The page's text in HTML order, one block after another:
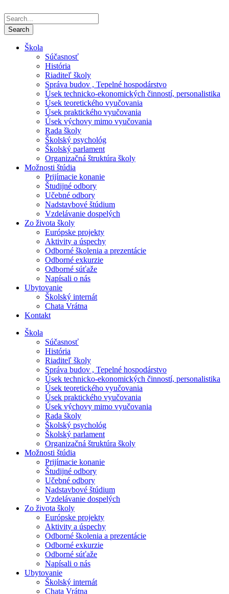
Škola
Súčasnosť
História
Riaditeľ školy
Správa budov , Tepelné hospodárstvo
Úsek technicko-ekonomických činností, personalistika
Úsek teoretického vyučovania
Úsek praktického vyučovania
Úsek výchovy mimo vyučovania
Rada školy
Školský psychológ
Školský parlament
Organizačná štruktúra školy
Možnosti štúdia
Prijímacie konanie
Študijné odbory
Učebné odbory
Nadstavbové štúdium
Vzdelávanie dospelých
Zo života školy
Európske projekty
Aktivity a úspechy
Odborné školenia a prezentácie
Odborné exkurzie
Odborné súťaže
Napísali o nás
Ubytovanie
Školský internát
Chata Vrátna
Kontakt
Škola
Súčasnosť
História
Riaditeľ školy
Správa budov , Tepelné hospodárstvo
Úsek technicko-ekonomických činností, personalistika
Úsek teoretického vyučovania
Úsek praktického vyučovania
Úsek výchovy mimo vyučovania
Rada školy
Školský psychológ
Školský parlament
Organizačná štruktúra školy
Možnosti štúdia
Prijímacie konanie
Študijné odbory
Učebné odbory
Nadstavbové štúdium
Vzdelávanie dospelých
Zo života školy
Európske projekty
Aktivity a úspechy
Odborné školenia a prezentácie
Odborné exkurzie
Odborné súťaže
Napísali o nás
Ubytovanie
Školský internát
Chata Vrátna